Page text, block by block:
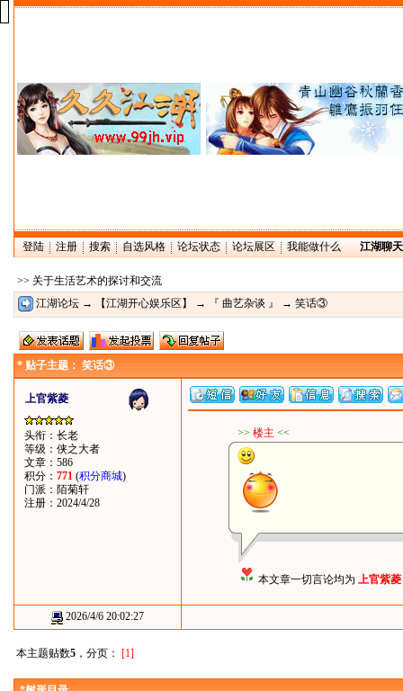
登陆 注册 搜索 自选风格 论坛状态 论坛展区 我能做什么 江湖聊
>> 关于生活艺术的探讨和交流
江湖论坛 → 【江湖开心娱乐区】 → 『 曲艺杂谈 』 → 笑话③
* 贴子主题： 笑话③
上官紫菱
头衔：长老
等级：侠之大者
文章：586
积分： 771 (积分商城)
门派：陌菊轩
注册：2024/4/28
>> 楼主 <<
本文章一切言论均为 上官紫菱
2026/4/6 20:02:27
本主题贴数5 ，分页： [1]